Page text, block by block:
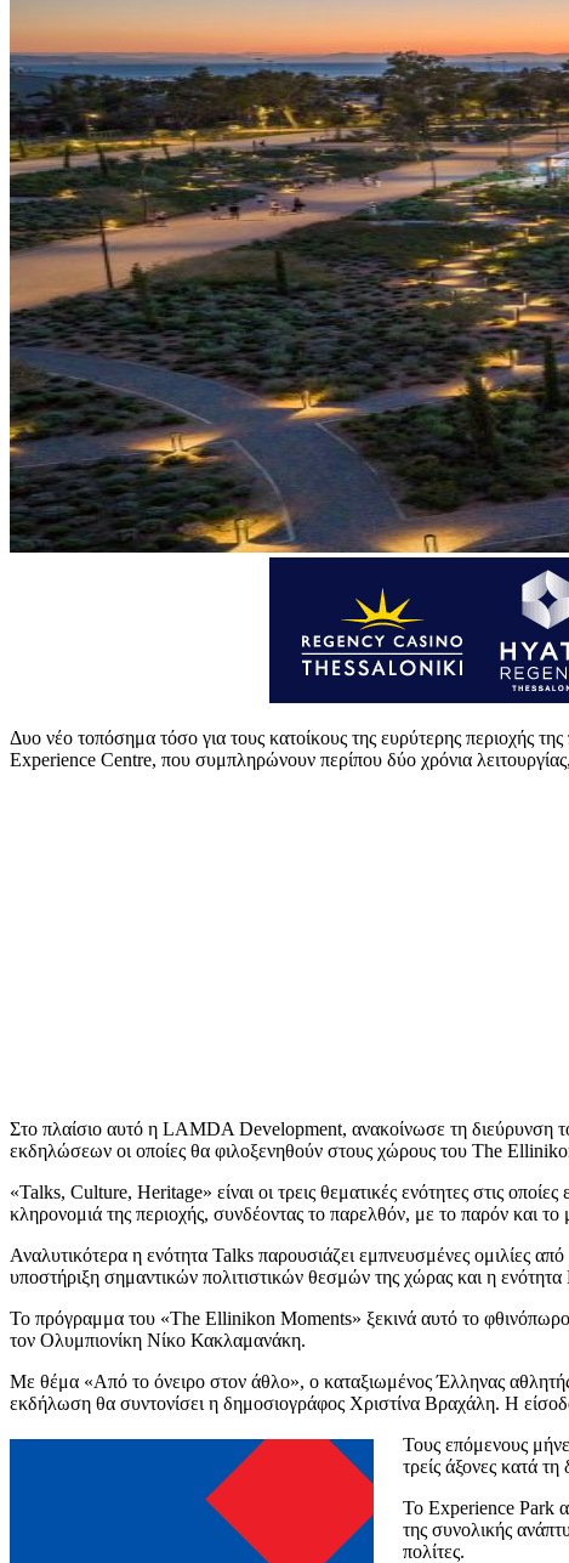
Δυο νέο τοπόσημα τόσο για τους κατοίκους της ευρύτερης περιοχής
Experience Centre, που συμπληρώνουν περίπου δύο χρόνια
Στο πλαίσιο αυτό η LAMDA Development, ανακοίνωσε τη διεύρυνση
εκδηλώσεων οι οποίες θα φιλοξενηθούν στους χώρους του The
«Talks, Culture, Heritage» είναι οι τρεις θεματικές ενότητες στις
κληρονομιά της περιοχής, συνδέοντας το παρελθόν, με το παρόν και
Αναλυτικότερα η ενότητα Talks παρουσιάζει εμπνευσμένες ομιλίες
υποστήριξη σημαντικών πολιτιστικών θεσμών της χώρας και η ενότητα
Το πρόγραμμα του «The Ellinikon Moments» ξεκινά αυτό το
τον Ολυμπιονίκη Νίκο Κακλαμανάκη.
Με θέμα «Από το όνειρο στον άθλο», ο καταξιωμένος Έλληνας
εκδήλωση θα συντονίσει η δημοσιογράφος Χριστίνα Βραχάλη. Η
Τους επόμενους
τρείς άξονες κατά τη
Το Experience Park
της συνολικής
πολίτες.